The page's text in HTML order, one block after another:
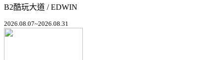
B2酷玩大道 / EDWIN
2026.08.07~2026.08.31